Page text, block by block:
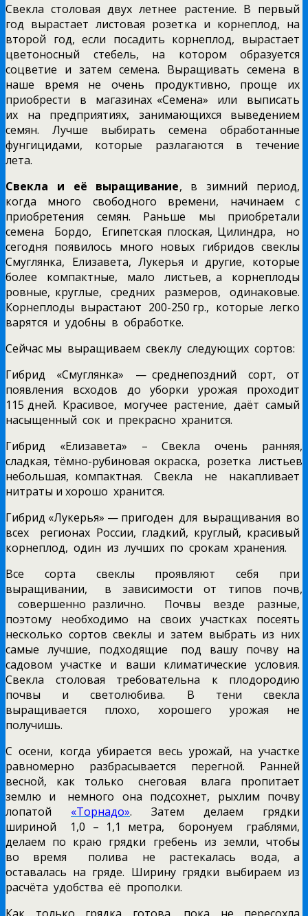
Свекла столовая двух летнее растение. В первый
год вырастает листовая розетка и корнеплод, на
второй год, если посадить корнеплод, вырастает
цветоносный стебель, на котором образуется
соцветие и затем семена. Выращивать семена в
наше время не очень продуктивно, проще их
приобрести в магазинах «Семена» или выписать
их на предприятиях, занимающихся выведением
семян. Лучше выбирать семена обработанные
фунгицидами, которые разлагаются в течение
лета.
Свекла и её выращивание, в зимний период,
когда много свободного времени, начинаем с
приобретения семян. Раньше мы приобретали
семена Бордо, Египетская плоская, Цилиндра, но
сегодня появилось много новых гибридов свеклы
Смуглянка, Елизавета, Лукерья и другие, которые
более компактные, мало листьев, а корнеплоды
ровные, круглые, средних размеров, одинаковые.
Корнеплоды вырастают 200-250 гр., которые легко
варятся и удобны в обработке.
Сейчас мы выращиваем свеклу следующих сортов:
Гибрид «Смуглянка» — среднепоздний сорт, от
появления всходов до уборки урожая проходит
115 дней. Красивое, могучее растение, даёт самый
насыщенный сок и прекрасно хранится.
Гибрид «Елизавета» – Свекла очень ранняя,
сладкая, тёмно-рубиновая окраска, розетка листьев
небольшая, компактная. Свекла не накапливает
нитраты и хорошо хранится.
Гибрид «Лукерья» — пригоден для выращивания во
всех регионах России, гладкий, круглый, красивый
корнеплод, один из лучших по срокам хранения.
Все сорта свеклы проявляют себя при
выращивании, в зависимости от типов почв,
совершенно различно. Почвы везде разные,
поэтому необходимо на своих участках посеять
несколько сортов свеклы и затем выбрать из них
самые лучшие, подходящие под вашу почву на
садовом участке и ваши климатические условия.
Свекла столовая требовательна к плодородию
почвы и светолюбива. В тени свекла
выращивается плохо, хорошего урожая не
получишь.
С осени, когда убирается весь урожай, на участке
равномерно разбрасывается перегной. Ранней
весной, как только снеговая влага пропитает
землю и немного она подсохнет, рыхлим почву
лопатой «Торнадо». Затем делаем грядки
шириной 1,0 – 1,1 метра, боронуем граблями,
делаем по краю грядки гребень из земли, чтобы
во время полива не растекалась вода, а
оставалась на гряде. Ширину грядки выбираем из
расчёта удобства её прополки.